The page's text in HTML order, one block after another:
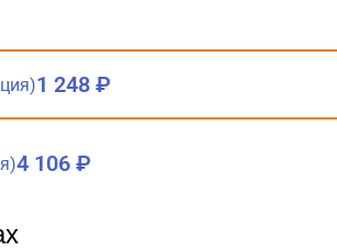
1 248 ₽
4 106 ₽